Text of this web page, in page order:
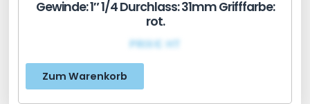
Gewinde: 1″ 1/4 Durchlass: 31mm Grifffarbe:
rot.
PRIX€ HT
Zum Warenkorb